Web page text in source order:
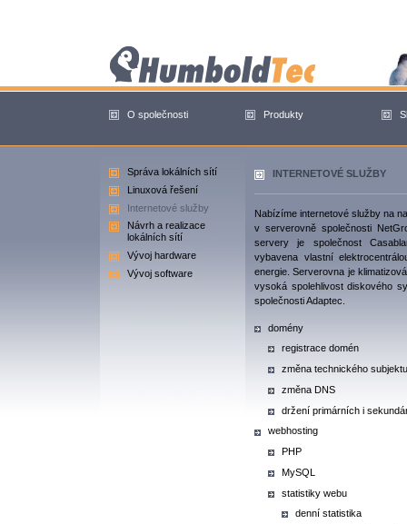
O společnosti Produkty
INTERNETOVÉ SLUŽBY
Nabízíme internetové služby na
v serverovně společnosti
servery je společnost
vybavena vlastní
energie. Serverovna je
vysoká spolehlivost diskového
společnosti Adaptec.
domény
registrace domén
změna technického subjektu
změna DNS
držení primárních i
webhosting
PHP
MySQL
statistiky webu
denní statistika
Správa lokálních sítí
Linuxová řešení
Internetové služby
Návrh a realizace
lokálních sítí
Vývoj hardware
Vývoj software